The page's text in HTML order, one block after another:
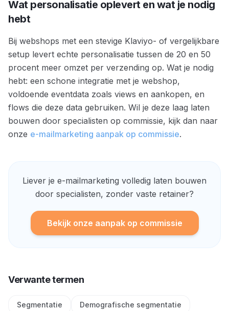
Wat personalisatie oplevert en wat je nodig
hebt
Bij webshops met een stevige Klaviyo- of vergelijkbare
setup levert echte personalisatie tussen de 20 en 50
procent meer omzet per verzending op. Wat je nodig
hebt: een schone integratie met je webshop,
voldoende eventdata zoals views en aankopen, en
flows die deze data gebruiken. Wil je deze laag laten
bouwen door specialisten op commissie, kijk dan naar
onze e-mailmarketing aanpak op commissie.
Liever je e-mailmarketing volledig laten bouwen
door specialisten, zonder vaste retainer?
Bekijk onze aanpak op commissie
Verwante termen
Segmentatie Demografische segmentatie